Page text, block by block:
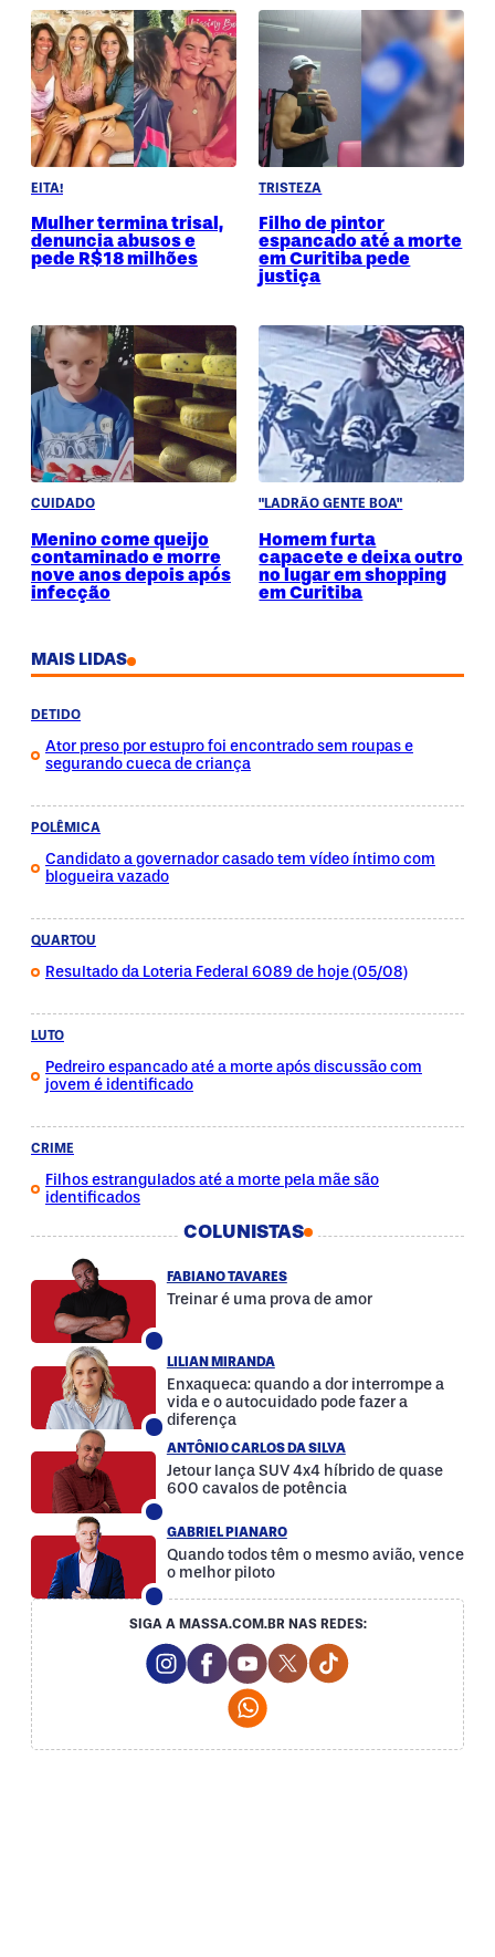
EITA!
Mulher termina trisal,
denuncia abusos e
pede R$18 milhões
TRISTEZA
Filho de pintor
espancado até a morte
em Curitiba pede
justiça
CUIDADO
Menino come queijo
contaminado e morre
nove anos depois após
infecção
"LADRÃO GENTE BOA"
Homem furta
capacete e deixa outro
no lugar em shopping
em Curitiba
MAIS LIDAS
DETIDO
Ator preso por estupro foi encontrado sem roupas e
segurando cueca de criança
POLÊMICA
Candidato a governador casado tem vídeo íntimo com
blogueira vazado
QUARTOU
Resultado da Loteria Federal 6089 de hoje (05/08)
LUTO
Pedreiro espancado até a morte após discussão com
jovem é identificado
CRIME
Filhos estrangulados até a morte pela mãe são
identificados
COLUNISTAS
FABIANO TAVARES
Treinar é uma prova de amor
LILIAN MIRANDA
Enxaqueca: quando a dor interrompe a
vida e o autocuidado pode fazer a
diferença
ANTÔNIO CARLOS DA SILVA
Jetour lança SUV 4x4 híbrido de quase
600 cavalos de potência
GABRIEL PIANARO
Quando todos têm o mesmo avião, vence
o melhor piloto
SIGA A MASSA.COM.BR NAS REDES:
Instagram Social Media
Facebook Social Media
Youtube Social Media
Twitter Social Media
Tiktok Social